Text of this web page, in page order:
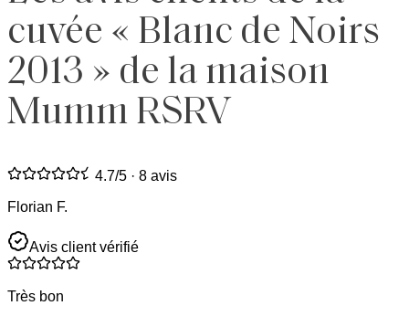
cuvée « Blanc de Noirs
2013 » de la maison
Mumm RSRV
4.7/5 · 8 avis
Florian F.
Avis client vérifié
Très bon